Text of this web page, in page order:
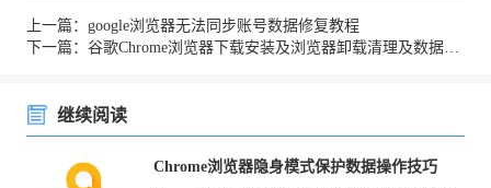
上一篇：google浏览器无法同步账号数据修复教程
继续阅读
Chrome浏览器隐身模式保护数据操作技巧